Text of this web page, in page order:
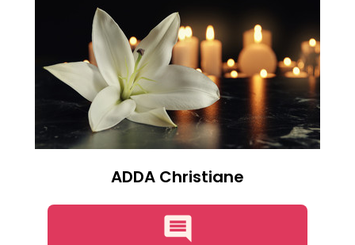
ADDA Christiane